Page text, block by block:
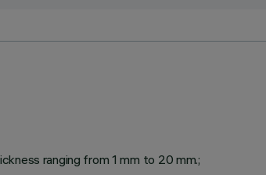
ranging from 1 mm to 20 mm.;